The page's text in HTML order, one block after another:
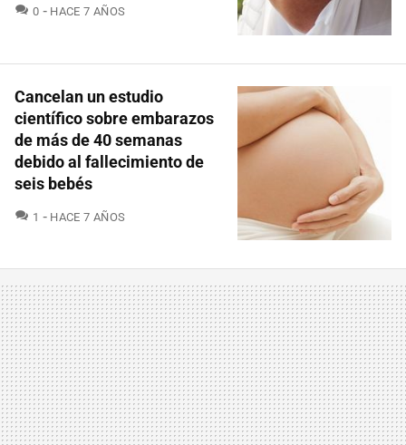
0 COMENTARIOS
HACE 7 AÑOS
Cancelan un estudio
científico sobre embarazos
de más de 40 semanas
debido al fallecimiento de
seis bebés
1 COMENTARIOS
HACE 7 AÑOS